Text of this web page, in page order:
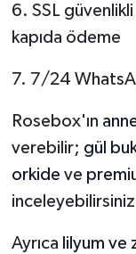
6. SSL
kapıda ödeme
7. 7/24
Rosebox'ın
verebilir; gül
orkide ve
Ayrıca lilyum ve